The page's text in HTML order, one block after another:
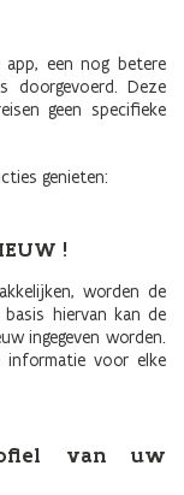
een nog betere
doorgevoerd. Deze
geen specifieke
genieten:
!
worden de
basis hiervan kan de
ingegeven worden.
voor elke
van uw